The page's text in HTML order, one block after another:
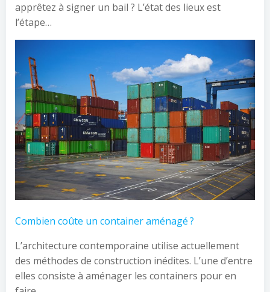
apprêtez à signer un bail ? L’état des lieux est
l’étape…
Combien coûte un container aménagé ?
L’architecture contemporaine utilise actuellement
des méthodes de construction inédites. L’une d’entre
elles consiste à aménager les containers pour en